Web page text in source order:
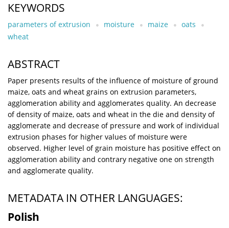
KEYWORDS
parameters of extrusion moisture maize
oats
wheat
ABSTRACT
Paper presents results of the influence of moisture of ground
maize, oats and wheat grains on extrusion parameters,
agglomeration ability and agglomerates quality. An decrease
of density of maize, oats and wheat in the die and density of
agglomerate and decrease of pressure and work of individual
extrusion phases for higher values of moisture were
observed. Higher level of grain moisture has positive effect on
agglomeration ability and contrary negative one on strength
and agglomerate quality.
METADATA IN OTHER LANGUAGES:
Polish